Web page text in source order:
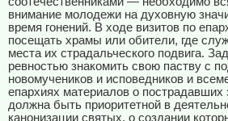
внимание молодежи на духовную
время гонений. В ходе визитов по
посещать храмы или обители, где
места их страдальческого подвига.
ревностью знакомить свою паству с
новомучеников и исповедников и
епархиях материалов о пострадавших
должна быть приоритетной в
канонизации святых, о создании